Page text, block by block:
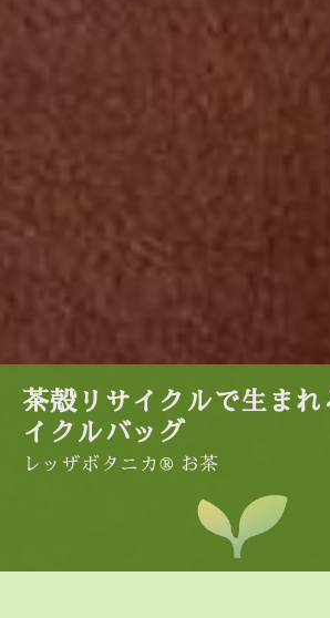
茶殻リサイクルで生まれ
イクルバッグ
レッザボタニカ® お茶